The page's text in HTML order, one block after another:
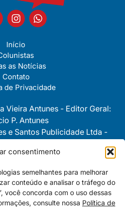
consentimento
semelhantes para melhorar
conteúdo e analisar o tráfego do
você concorda com o uso dessas
consulte nossa Política de
Início
as Notícias
Contato
de Privacidade
Vieira Antunes - Editor Geral:
P. Antunes
e Santos Publicidade Ltda -
nas colunas são
e de exclusiva e
de cada um
autores.